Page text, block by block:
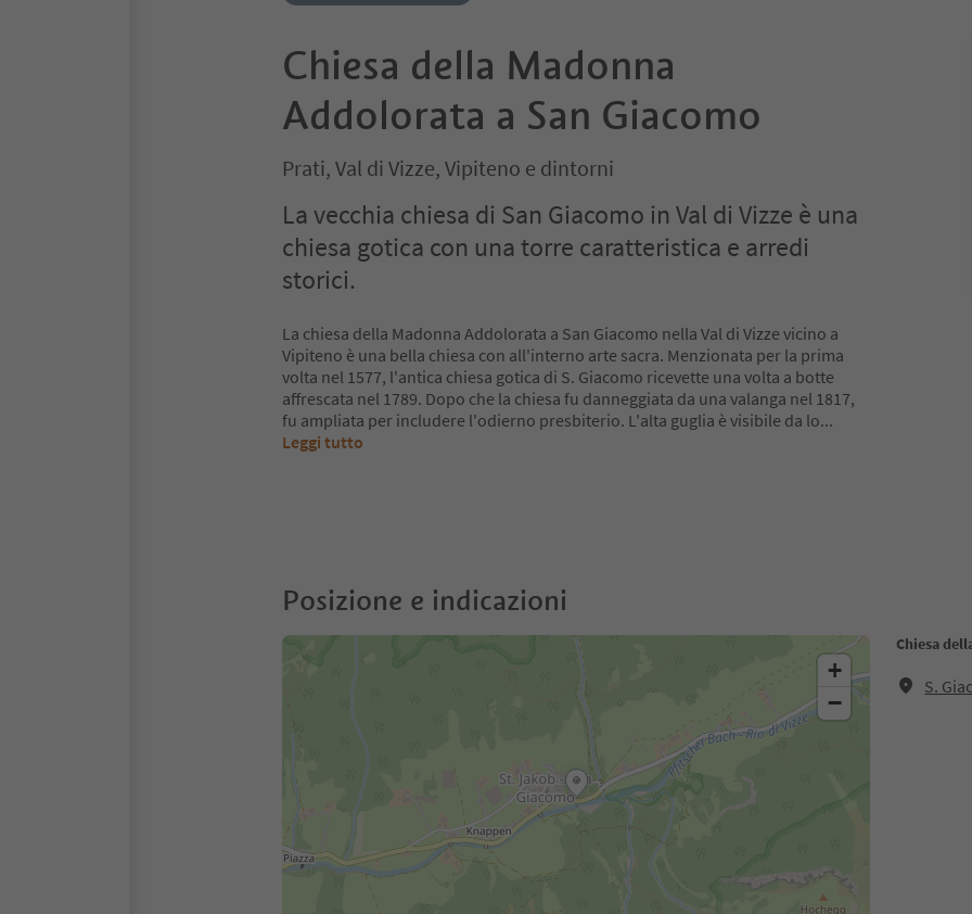
Chiesa della Madonna
Addolorata a San Giacomo
Prati, Val di Vizze, Vipiteno e dintorni
La vecchia chiesa di San Giacomo in Val di Vizze è una
chiesa gotica con una torre caratteristica e arredi
storici.
La chiesa della Madonna Addolorata a San Giacomo nella Val di Vizze vicino a
Vipiteno è una bella chiesa con all'interno arte sacra. Menzionata per la prima
volta nel 1577, l'antica chiesa gotica di S. Giacomo ricevette una volta a botte
affrescata nel 1789. Dopo che la chiesa fu danneggiata da una valanga nel 1817,
fu ampliata per includere l'odierno presbiterio. L'alta guglia è visibile da lo...
Leggi tutto
Posizione e indicazioni
Chiesa
S.
+
−